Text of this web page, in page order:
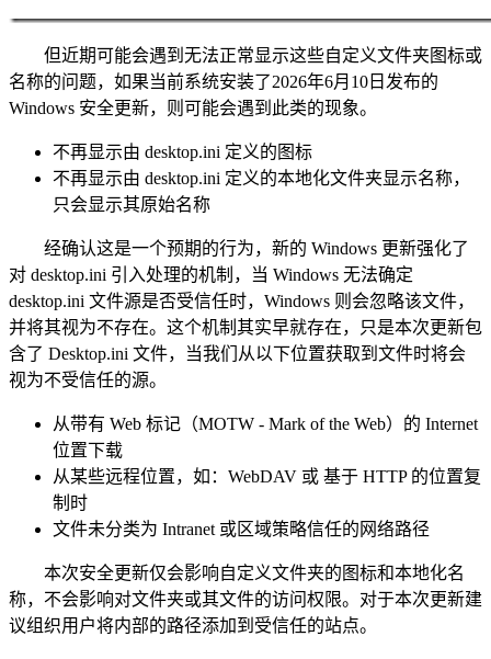
但近期可能会遇到无法正常显示这些自定义文件夹图标或
名称的问题，如果当前系统安装了2026年6月10日发布的
Windows 安全更新，则可能会遇到此类的现象。
不再显示由 desktop.ini 定义的图标
不再显示由 desktop.ini 定义的本地化文件夹显示名称，
只会显示其原始名称
经确认这是一个预期的行为，新的 Windows 更新强化了
对 desktop.ini 引入处理的机制，当 Windows 无法确定
desktop.ini 文件源是否受信任时，Windows 则会忽略该文件，
并将其视为不存在。这个机制其实早就存在，只是本次更新包
含了 Desktop.ini 文件，当我们从以下位置获取到文件时将会
视为不受信任的源。
从带有 Web 标记（MOTW - Mark of the Web）的 Internet
位置下载
从某些远程位置，如：WebDAV 或 基于 HTTP 的位置复
制时
文件未分类为 Intranet 或区域策略信任的网络路径
本次安全更新仅会影响自定义文件夹的图标和本地化名
称，不会影响对文件夹或其文件的访问权限。对于本次更新建
议组织用户将内部的路径添加到受信任的站点。